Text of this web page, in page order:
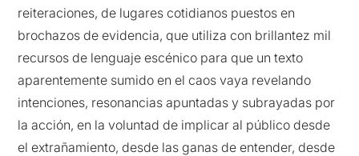
reiteraciones, de lugares cotidianos puestos en
brochazos de evidencia, que utiliza con brillantez mil
recursos de lenguaje escénico para que un texto
aparentemente sumido en el caos vaya revelando
intenciones, resonancias apuntadas y subrayadas por
la acción, en la voluntad de implicar al público desde
el extrañamiento, desde las ganas de entender, desde